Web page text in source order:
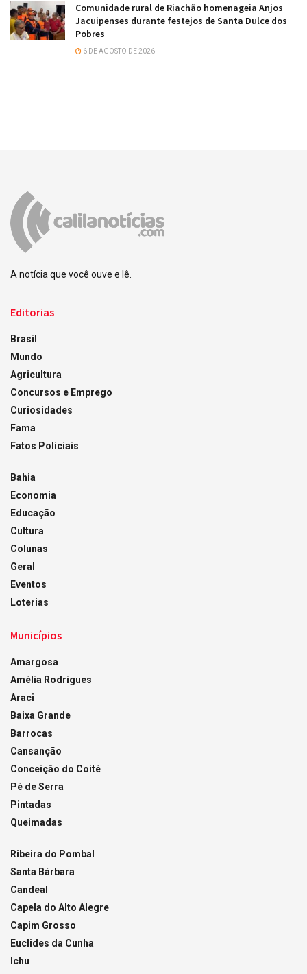
Comunidade rural de Riachão homenageia Anjos
Jacuipenses durante festejos de Santa Dulce dos
Pobres
6 DE AGOSTO DE 2026
A notícia que você ouve e lê.
Editorias
Brasil
Mundo
Agricultura
Concursos e Emprego
Curiosidades
Fama
Fatos Policiais
Bahia
Economia
Educação
Cultura
Colunas
Geral
Eventos
Loterias
Municípios
Amargosa
Amélia Rodrigues
Araci
Baixa Grande
Barrocas
Cansanção
Conceição do Coité
Pé de Serra
Pintadas
Queimadas
Ribeira do Pombal
Santa Bárbara
Candeal
Capela do Alto Alegre
Capim Grosso
Euclides da Cunha
Ichu